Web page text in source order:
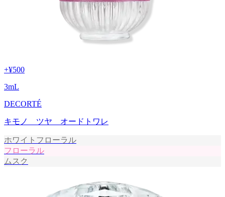
+¥500
3mL
DECORTÉ
キモノ ツヤ オードトワレ
ホワイトフローラル
フローラル
ムスク